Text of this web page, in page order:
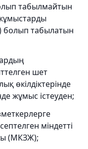
табылмайтын
болып табылатын
шет
өкілдіктерінде
жұмыс істеуден;
міндетті
(МКЗЖ);